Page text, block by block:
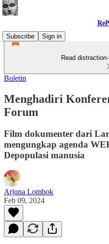
Subscribe
Sign in
Read
Buletin
Menghadiri
Forum
Film dokumenter dari
mengungkap agenda
Depopulasi manusia
Arjuna Lombok
Feb 09, 2024